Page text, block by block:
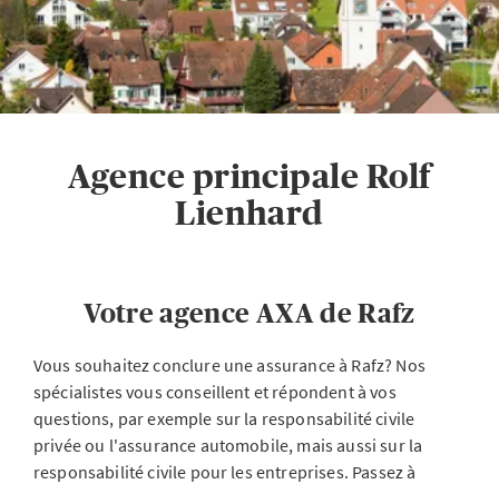
Agence principale Rolf
Lienhard
Votre agence AXA de Rafz
Vous souhaitez conclure une assurance à Rafz? Nos
spécialistes vous conseillent et répondent à vos
questions, par exemple sur la responsabilité civile
privée ou l'assurance automobile, mais aussi sur la
responsabilité civile pour les entreprises. Passez à